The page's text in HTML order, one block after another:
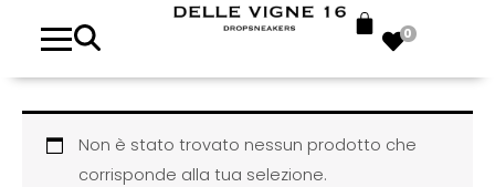
0
Non è stato trovato nessun prodotto che
corrisponde alla tua selezione.